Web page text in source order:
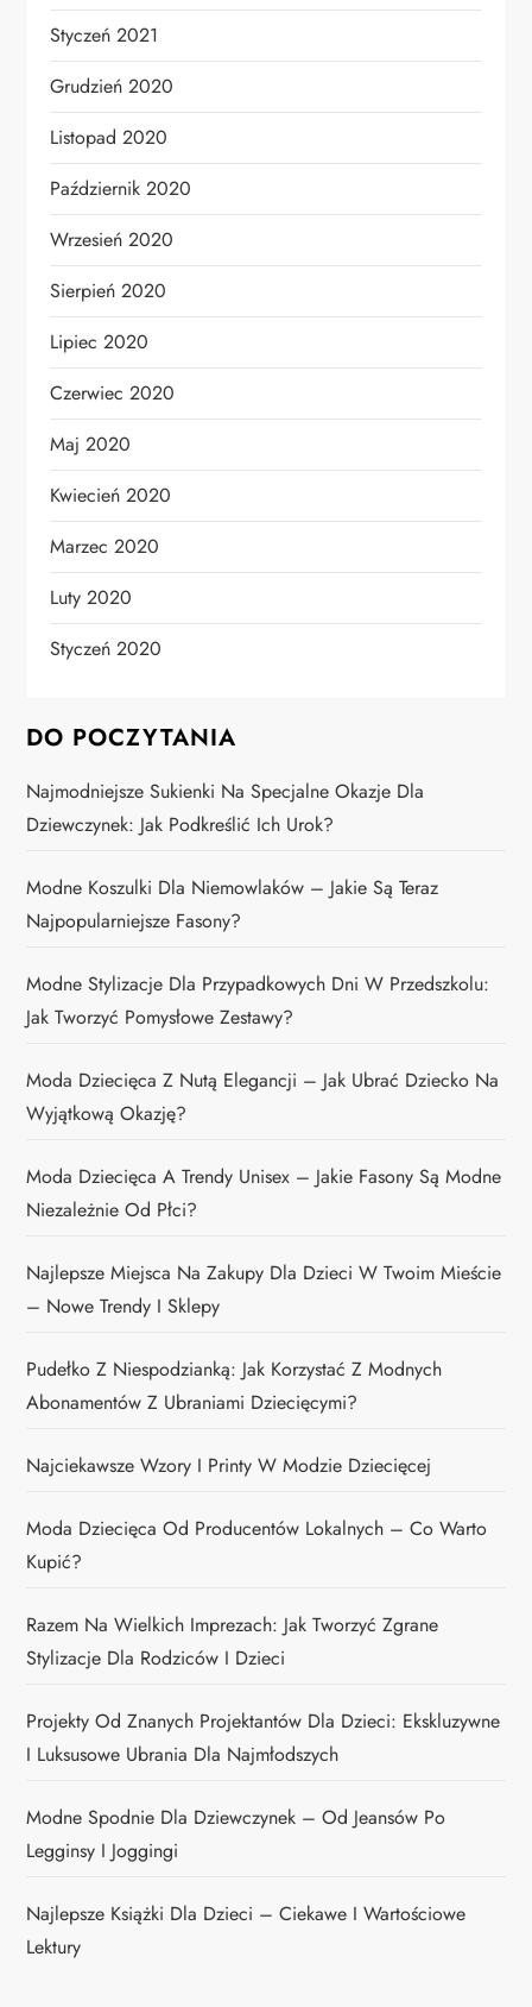
Styczeń 2021
Grudzień 2020
Listopad 2020
Październik 2020
Wrzesień 2020
Sierpień 2020
Lipiec 2020
Czerwiec 2020
Maj 2020
Kwiecień 2020
Marzec 2020
Luty 2020
Styczeń 2020
DO POCZYTANIA
Najmodniejsze Sukienki Na Specjalne Okazje Dla
Dziewczynek: Jak Podkreślić Ich Urok?
Modne Koszulki Dla Niemowlaków – Jakie Są Teraz
Najpopularniejsze Fasony?
Modne Stylizacje Dla Przypadkowych Dni W Przedszkolu:
Jak Tworzyć Pomysłowe Zestawy?
Moda Dziecięca Z Nutą Elegancji – Jak Ubrać Dziecko Na
Wyjątkową Okazję?
Moda Dziecięca A Trendy Unisex – Jakie Fasony Są Modne
Niezależnie Od Płci?
Najlepsze Miejsca Na Zakupy Dla Dzieci W Twoim Mieście
– Nowe Trendy I Sklepy
Pudełko Z Niespodzianką: Jak Korzystać Z Modnych
Abonamentów Z Ubraniami Dziecięcymi?
Najciekawsze Wzory I Printy W Modzie Dziecięcej
Moda Dziecięca Od Producentów Lokalnych – Co Warto
Kupić?
Razem Na Wielkich Imprezach: Jak Tworzyć Zgrane
Stylizacje Dla Rodziców I Dzieci
Projekty Od Znanych Projektantów Dla Dzieci: Ekskluzywne
I Luksusowe Ubrania Dla Najmłodszych
Modne Spodnie Dla Dziewczynek – Od Jeansów Po
Legginsy I Joggingi
Najlepsze Książki Dla Dzieci – Ciekawe I Wartościowe
Lektury